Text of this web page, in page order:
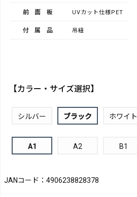
前面板 UVカット仕様PET
付属品 吊紐
【カラー・サイズ選択】
シルバー ブラック ホワイト
A1 A2 B1
JANコード：4906238828378